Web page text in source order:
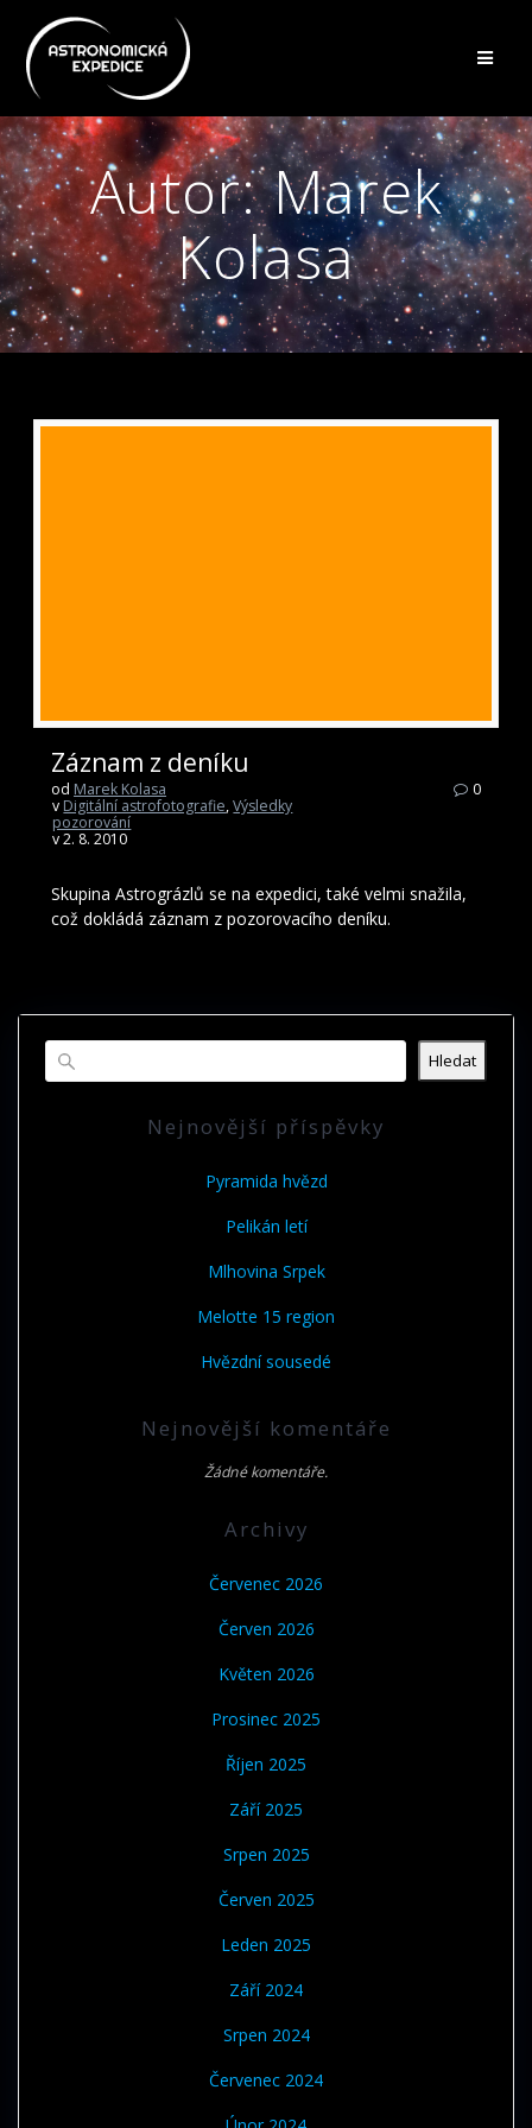
Autor:Marek
Kolasa
Záznam z deníku
od Marek Kolasa
v Digitální astrofotografie,Výsledky
pozorování
v 2. 8. 2010
0
Skupina Astrográzlů se na expedici, také velmi snažila,
což dokládá záznam z pozorovacího deníku.
Hledat
Nejnovější příspěvky
Pyramida hvězd
Pelikán letí
Mlhovina Srpek
Melotte 15 region
Hvězdní sousedé
Nejnovější komentáře
Žádné komentáře.
Archivy
Červenec 2026
Červen 2026
Květen 2026
Prosinec 2025
Říjen 2025
Září 2025
Srpen 2025
Červen 2025
Leden 2025
Září 2024
Srpen 2024
Červenec 2024